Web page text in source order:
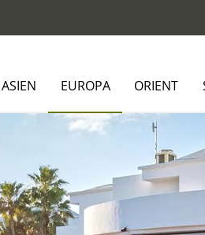
ASIEN EUROPA ORIENT